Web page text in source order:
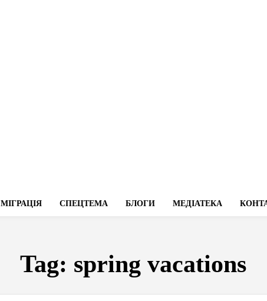
МІГРАЦІЯ СПЕЦТЕМА БЛОГИ МЕДІАТЕКА
Tag: spring vacations